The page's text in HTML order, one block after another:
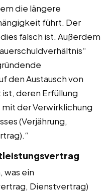
die längere
führt. Der
falsch ist. Außerdem
den Austausch von
deren Erfüllung
der Verwirklichung
(Verjährung,
was ein
Dienstvertrag)